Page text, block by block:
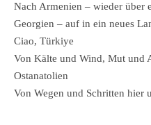
Nach Armenien – wieder über
Georgien – auf in ein neues
Ciao, Türkiye
Von Kälte und Wind, Mut und
Ostanatolien
Von Wegen und Schritten hier